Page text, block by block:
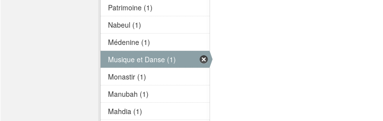
Patrimoine (1)
Nabeul (1)
Médenine (1)
Musique et Danse (1)
Monastir (1)
Manubah (1)
Mahdia (1)